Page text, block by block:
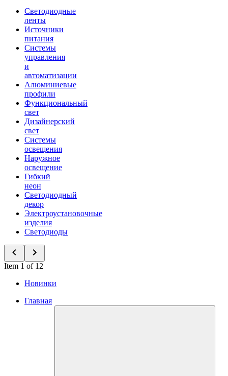
Светодиодные
ленты
Источники
питания
Системы
управления
и
автоматизации
Алюминиевые
профили
Функциональный
свет
Дизайнерский
свет
Системы
освещения
Наружное
освещение
Гибкий
неон
Светодиодный
декор
Электроустановочные
изделия
Светодиоды
Item 1 of 12
Новинки
Главная